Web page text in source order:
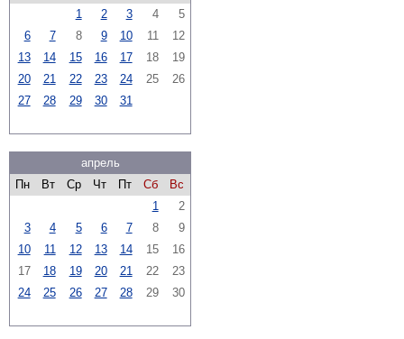
1
2 3 4
5
6
7 8 9 10 11
12
13
14 15 16 17 18
19
20
21 22 23 24 25
26
27
28 29 30 31
апрель
Пн
Вт Ср Чт Пт Сб
Вс
1
2
3
4 5 6 7 8
9
10
11 12 13 14 15
16
17
18 19 20 21 22
23
24
25 26 27 28 29 30